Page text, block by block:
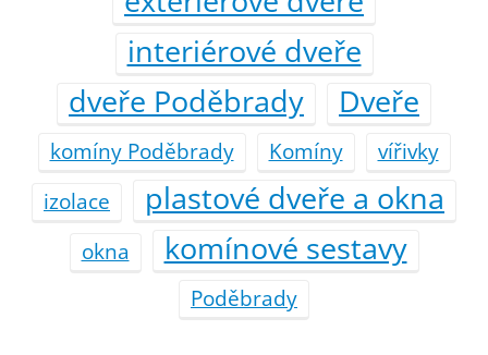
interiérové dveře
dveře Poděbrady
Dveře
komíny Poděbrady Komíny
vířivky
izolace
plastové dveře a okna
okna komínové sestavy
Poděbrady